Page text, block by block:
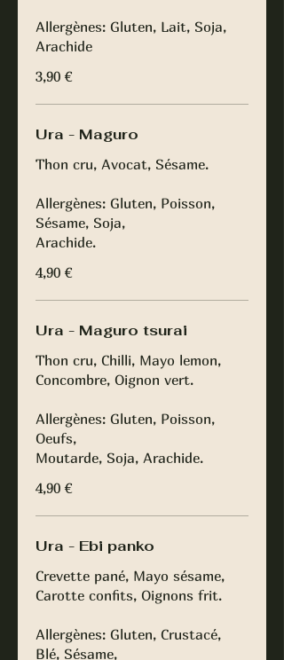
Allergènes: Gluten, Lait, Soja,
Arachide
3,90 €
Ura - Maguro
Thon cru, Avocat, Sésame.
Allergènes: Gluten, Poisson,
Sésame, Soja,
Arachide.
4,90 €
Ura - Maguro tsurai
Thon cru, Chilli, Mayo lemon,
Concombre, Oignon vert.
Allergènes: Gluten, Poisson,
Oeufs,
Moutarde, Soja, Arachide.
4,90 €
Ura - Ebi panko
Crevette pané, Mayo sésame,
Carotte confits, Oignons frit.
Allergènes: Gluten, Crustacé,
Blé, Sésame,